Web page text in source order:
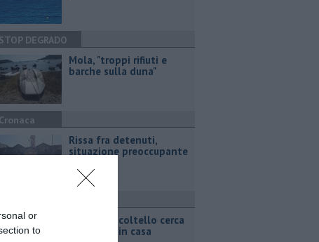
or
to
STOP DEGRADO
Mola, "troppi rifiuti e
barche sulla duna"
Cronaca
Rissa fra detenuti,
situazione preoccupante
Armato di coltello cerca
di entrare in casa